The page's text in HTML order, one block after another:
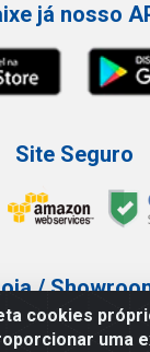
cookies
uma
já nosso
Site Seguro
/
Tel.: (11) 3227-0546